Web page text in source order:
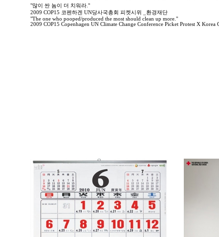
"많이 싼 놈이 더 치워라."
2009 COP15 코펜하겐 UN당사국총회 피켓시위 _환경재단
"The one who pooped/produced the most should clean up more."
2009 COP15 Copenhagen UN Climate Change Conference Picket Protest X Korea